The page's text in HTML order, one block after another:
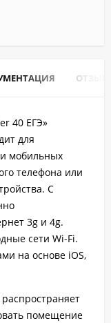
40 ЕГЭ»
для
мобильных
телефона или
С
3g и 4g.
сети Wi-Fi.
на основе iOS,
помещение